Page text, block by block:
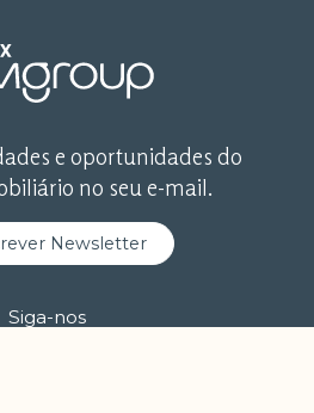
e oportunidades do
no seu e-mail.
Newsletter
Siga-nos